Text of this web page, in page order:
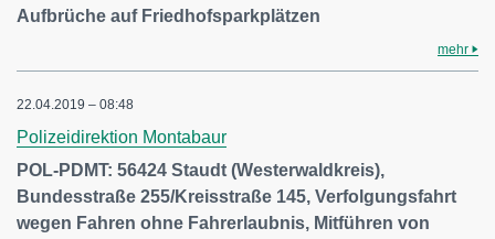
Aufbrüche auf Friedhofsparkplätzen
mehr
22.04.2019 – 08:48
Polizeidirektion Montabaur
POL-PDMT: 56424 Staudt (Westerwaldkreis),
Bundesstraße 255/Kreisstraße 145, Verfolgungsfahrt
wegen Fahren ohne Fahrerlaubnis, Mitführen von